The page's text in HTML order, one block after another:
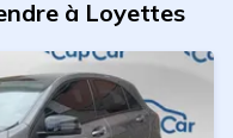
à Loyettes